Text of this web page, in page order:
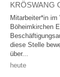
KRÖSWANG
Mitarbeiter*in
Böheimkirchen
diese Stelle
über...
heute